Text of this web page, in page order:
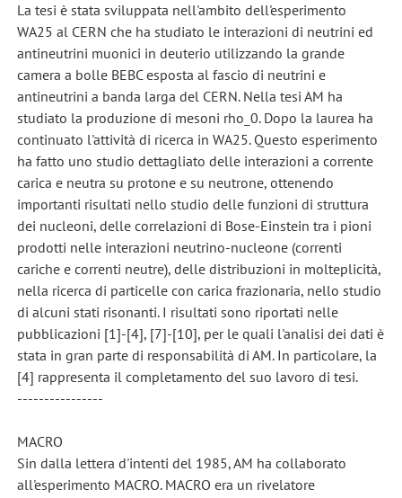
La tesi è stata sviluppata nell'ambito dell'esperimento
WA25 al CERN che ha studiato le interazioni di neutrini ed
antineutrini muonici in deuterio utilizzando la grande
camera a bolle BEBC esposta al fascio di neutrini e
antineutrini a banda larga del CERN. Nella tesi AM ha
studiato la produzione di mesoni rho_0. Dopo la laurea ha
continuato l'attività di ricerca in WA25. Questo esperimento
ha fatto uno studio dettagliato delle interazioni a corrente
carica e neutra su protone e su neutrone, ottenendo
importanti risultati nello studio delle funzioni di struttura
dei nucleoni, delle correlazioni di Bose-Einstein tra i pioni
prodotti nelle interazioni neutrino-nucleone (correnti
cariche e correnti neutre), delle distribuzioni in molteplicità,
nella ricerca di particelle con carica frazionaria, nello studio
di alcuni stati risonanti. I risultati sono riportati nelle
pubblicazioni [1]-[4], [7]-[10], per le quali l'analisi dei dati è
stata in gran parte di responsabilità di AM. In particolare, la
[4] rappresenta il completamento del suo lavoro di tesi.
----------------
MACRO
Sin dalla lettera d'intenti del 1985, AM ha collaborato
all'esperimento MACRO. MACRO era un rivelatore